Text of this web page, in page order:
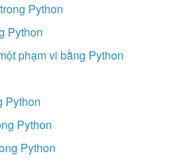
Python
Python
phạm vi bằng Python
Python
Python
Python